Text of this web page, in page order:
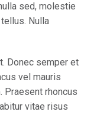
sed, molestie
Nulla
Donec semper et
vel mauris
Praesent rhoncus
vitae risus